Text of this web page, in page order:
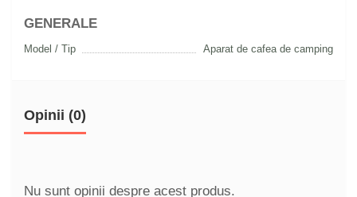
GENERALE
Model / Tip Aparat de cafea de camping
Opinii (0)
Nu sunt opinii despre acest produs.